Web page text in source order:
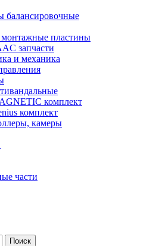
пластины
запчасти
и механика
комплект
комплект
камеры
части